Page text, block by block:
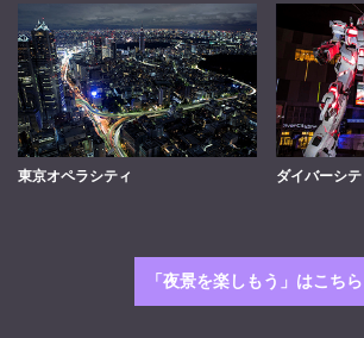
東京オペラシティ ダイバーシ
「夜景を楽しもう」はこちら